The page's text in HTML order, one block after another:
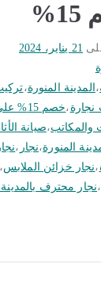
21 يناير، 2024
، المدينة المنورة،
،خصم 15% على النجارة
والمكاتب،صيانة
المنورة،نجار ،
،نجار خزائن الملابس،
،نجار محترف بالمدينة